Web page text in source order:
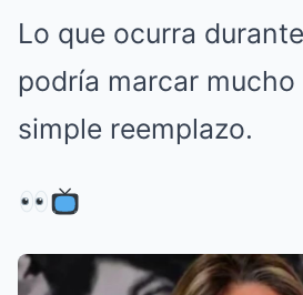
Lo que ocurra
podría marcar mucho
simple reemplazo.